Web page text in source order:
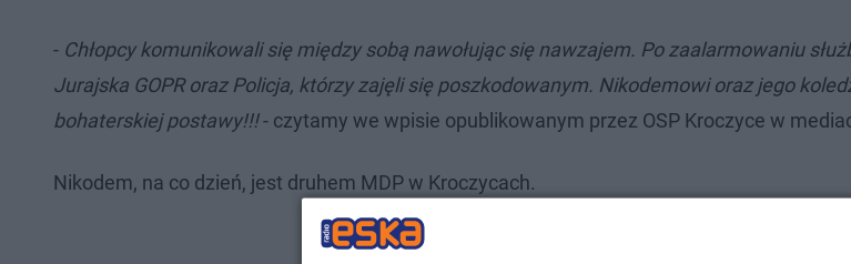
- Chłopcy komunikowali się między sobą nawołując się nawzajem. Po zaalarmowaniu
Jurajska GOPR oraz Policja, którzy zajęli się poszkodowanym. Nikodemowi oraz jego
bohaterskiej postawy!!!- czytamy we wpisie opublikowanym przez OSP Kroczyce w
Nikodem, na co dzień, jest druhem MDP w Kroczycach.